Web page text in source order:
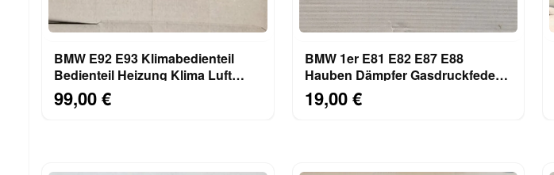
BMW E92 E93 Klimabedienteil
Bedienteil Heizung Klima Luft
Klimaautomatik 9182288
99,00 €
BMW 1er E81 E82 E87 E88
Hauben Dämpfer Gasdruckfeder
Motorhaube 7118370
19,00 €